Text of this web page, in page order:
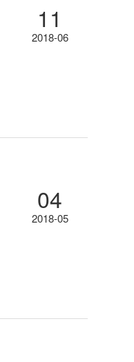
11
2018-06
04
2018-05